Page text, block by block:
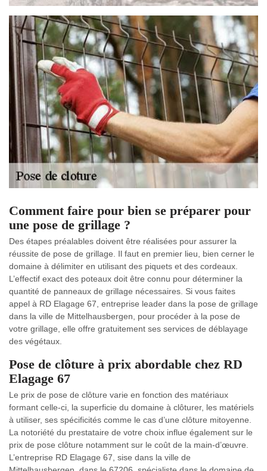
Comment faire pour bien se préparer pour
une pose de grillage ?
Des étapes préalables doivent être réalisées pour assurer la
réussite de pose de grillage. Il faut en premier lieu, bien cerner le
domaine à délimiter en utilisant des piquets et des cordeaux.
L’effectif exact des poteaux doit être connu pour déterminer la
quantité de panneaux de grillage nécessaires. Si vous faites
appel à RD Elagage 67, entreprise leader dans la pose de grillage
dans la ville de Mittelhausbergen, pour procéder à la pose de
votre grillage, elle offre gratuitement ses services de déblayage
des végétaux.
Pose de clôture à prix abordable chez RD
Elagage 67
Le prix de pose de clôture varie en fonction des matériaux
formant celle-ci, la superficie du domaine à clôturer, les matériels
à utiliser, ses spécificités comme le cas d’une clôture mitoyenne.
La notoriété du prestataire de votre choix influe également sur le
prix de pose clôture notamment sur le coût de la main-d’œuvre.
L’entreprise RD Elagage 67, sise dans la ville de